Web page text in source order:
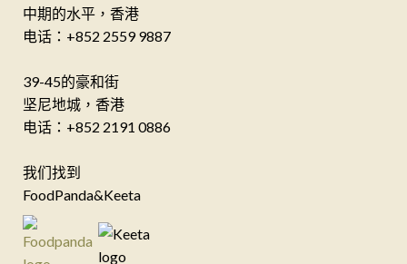
中期的水平，香港
电话：+852 2559 9887
39-45的豪和街
坚尼地城，香港
电话：+852 2191 0886
我们找到
FoodPanda&Keeta